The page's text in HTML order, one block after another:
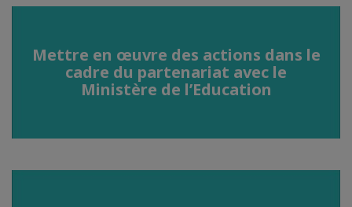
Mettre en œuvre des actions dans le
cadre du partenariat avec le
Ministère de l’Education